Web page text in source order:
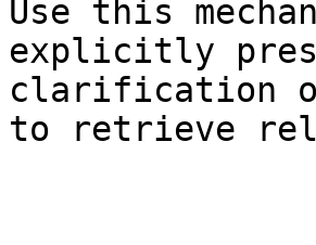
Use this
explicitly
clarification